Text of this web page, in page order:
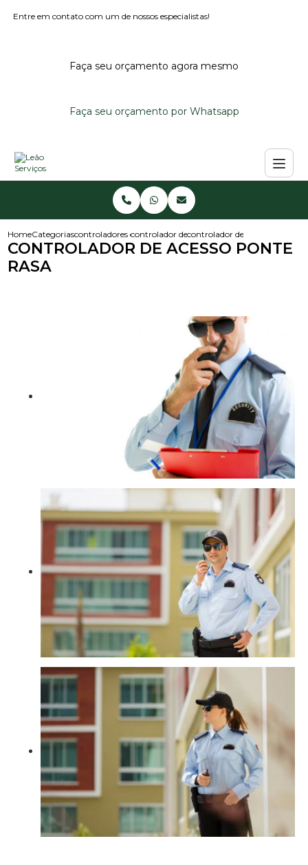
Entre em contato com um de nossos especialistas!
Faça seu orçamento agora mesmo
Faça seu orçamento por Whatsapp
HomeCategoriascontroladores de acessocontrolador de acessocontrolador de acesso ponte
CONTROLADOR DE ACESSO PONTE
RASA